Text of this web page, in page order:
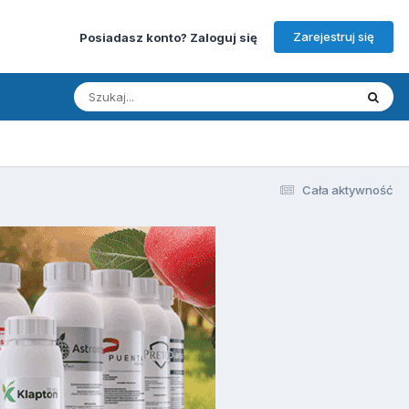
Posiadasz konto? Zaloguj się Zarejestruj się
Cała aktywność